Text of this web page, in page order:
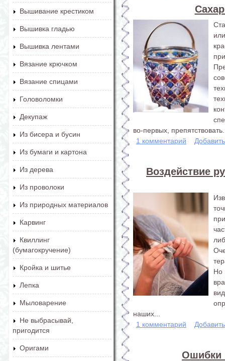
Вышивание крестиком
Вышивка гладью
Вышивка лентами
Вязание крючком
Вязание спицами
Головоломки
Декупаж
Из бисера и бусин
Из бумаги и картона
Из дерева
Из проволоки
Из природных материалов
Карвинг
Квиллинг
(бумагокручение)
Кройка и шитье
Лепка
Мыловарение
Не выбрасывай,
пригодится
Оригами
во-первых,
1 комментарий
Воздействие
Но
наших...
1 комментарий
Ошибки